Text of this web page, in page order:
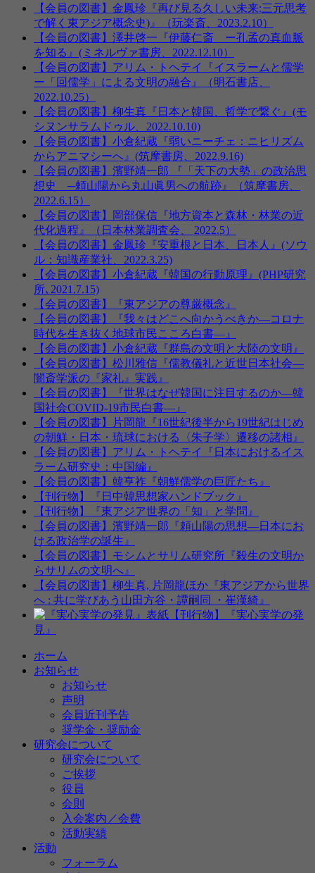
【会員の図書】金鳳珍『再び見る久しい未来:三元思考
で解く東アジア概念史)』（玩楽斎、2023.2.10）
【会員の図書】澤井啓一『伊藤仁斎 ー孔孟の真血脈
を知る』(ミネルヴァ書房、2022.12.10）
【会員の図書】アリム・トヘテイ『イスラームと儒学
ー「回儒学」による文明の融合』（明石書店、
2022.10.25）
【会員の図書】柳生真『日本と韓国、哲学で繋ぐ』(モ
シヌンサラムドゥル、2022.10.10)
【会員の図書】小倉紀蔵『弱いニーチェ：ニヒリズム
からアニマシーへ』(筑摩書房、2022.9.16)
【会員の図書】濱野靖一郎 『「天下の大勢」の政治思
想史 ─頼山陽から丸山眞男への航跡』（筑摩書房、
2022.6.15）
【会員の図書】岡部保信『地方資本と森林・林業の近
代化過程』（日本林業調査会、 2022.5）
【会員の図書】金鳳珍『安重根と日本、日本人』(ソウ
ル：知識産業社、2022.3.25)
【会員の図書】小倉紀蔵『韓国の行動原理』(PHP研究
所､2021.7.15)
【会員の図書】『東アジアの尊厳概念』
【会員の図書】『我々はどこへ向かうべきか―コロナ
時代を生き抜く地球市民こころ白書—』
【会員の図書】小倉紀蔵『群島の文明と大陸の文明』
【会員の図書】松川雅信『儒教儀礼と近世日本社会―
闇斎学派の『家礼』実践』
【会員の図書】『世界はなぜ韓国に注目するのか—韓
国社会COVID-19市民白書—』
【会員の図書】片岡龍『16世紀後半から19世紀はじめ
の朝鮮・日本・琉球における〈朱子学〉遷移の諸相』
【会員の図書】アリム・トヘテイ『日本におけるイス
ラーム研究史：中国編』
【会員の図書】韓亨祚『朝鮮儒学の巨匠たち』
【刊行物】『日中韓思想家ハンドブック』
【刊行物】『東アジア世界の「知」と学問』
【会員の図書】濱野靖一郎『頼山陽の思想—日本にお
ける政治学の誕生』
【会員の図書】モシムとサリム研究所『殺生の文明か
らサリムの文明へ』
【会員の図書】柳生真, 片岡龍ほか『東アジアから世界
へ : 共に学びあう山田方谷・譚嗣同 ・崔漢綺』
【刊行物】『実心実学の発
見』
ホーム
お知らせ
お知らせ
声明
会員近刊予告
奨学金・奨励金
研究会について
研究会について
ご挨拶
役員
会則
入会案内／会費
活動実績
活動
フォーラム